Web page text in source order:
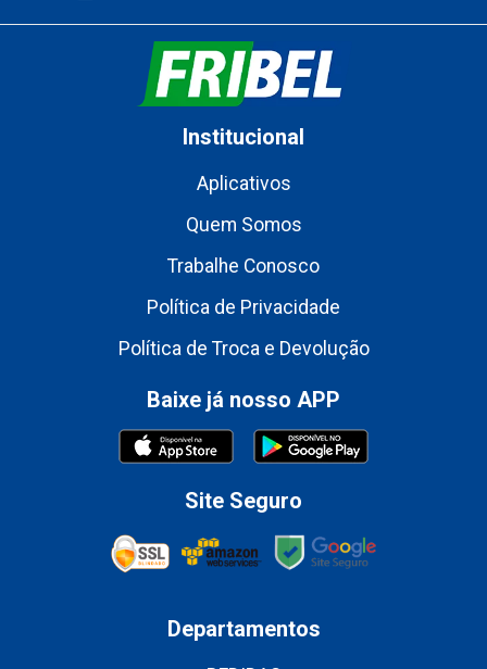
Institucional
Aplicativos
Quem Somos
Trabalhe Conosco
Política de Privacidade
Política de Troca e Devolução
Baixe já nosso APP
Site Seguro
Departamentos